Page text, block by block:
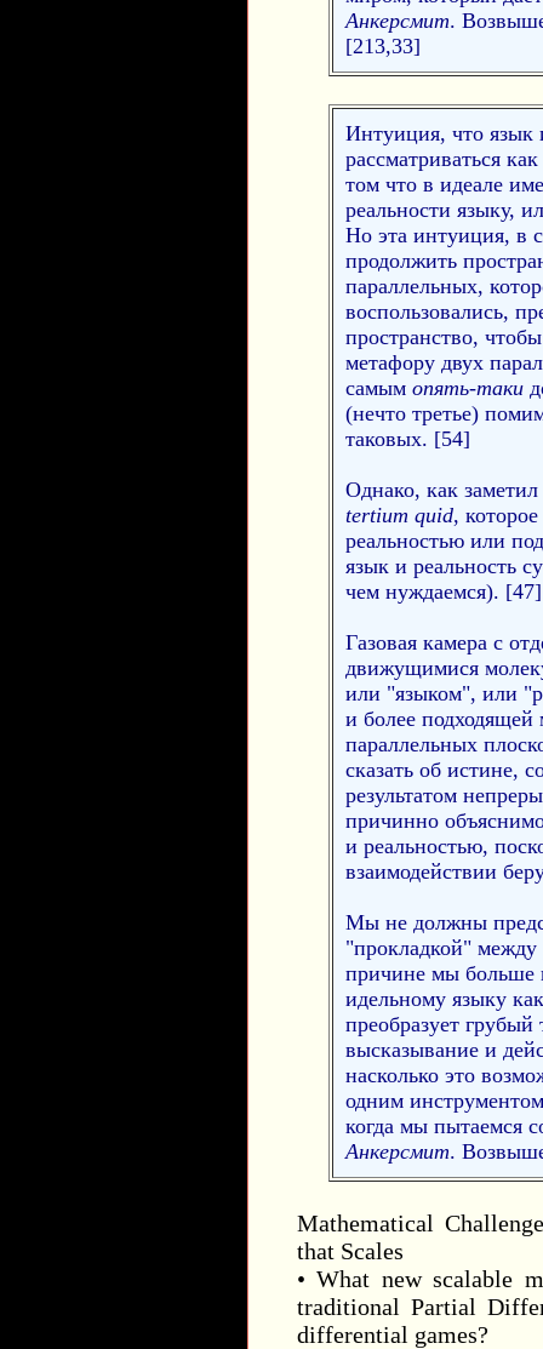
Анкерсмит.
[213,33]
Интуиция, что язык
рассматриваться
том что в идеале
реальности языку,
Но эта интуиция, в
продолжить
параллельных,
воспользовались,
пространство,
метафору двух
самым опять-таки
(нечто третье)
таковых. [54]
Однако, как
tertium quid,
реальностью или
язык и реальность
чем нуждаемся). [47]
Газовая камера с
движущимися
или "языком", или
и более
параллельных
сказать об истине,
результатом
причинно
и реальностью,
взаимодействии
Мы не должны
"прокладкой"
причине мы больше
идельному языку
преобразует грубый
высказывание и
насколько это
одним
когда мы пытаемся
Анкерсмит.
Mathematical
that Scales
• What new scalable
traditional Partial
differential games?